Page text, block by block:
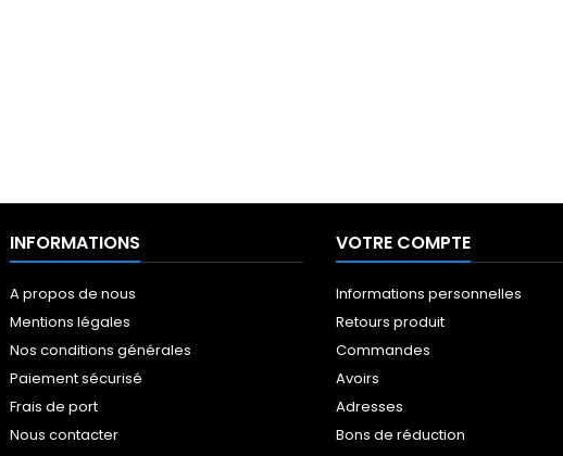
INFORMATIONS
A propos de nous
Mentions légales
Nos conditions générales
Paiement sécurisé
Frais de port
Nous contacter
VOTRE COMPTE
Informations personnelles
Retours produit
Commandes
Avoirs
Adresses
Bons de réduction